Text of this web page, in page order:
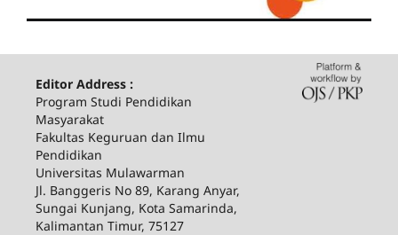
Editor Address :
Program Studi Pendidikan
Masyarakat
Fakultas Keguruan dan Ilmu
Pendidikan
Universitas Mulawarman
Jl. Banggeris No 89, Karang Anyar,
Sungai Kunjang, Kota Samarinda,
Kalimantan Timur, 75127